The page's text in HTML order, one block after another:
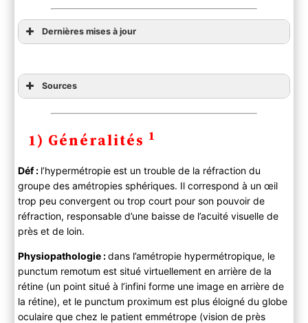
Dernières mises à jour
Sources
1) Généralités 1
Déf : l’hypermétropie est un trouble de la réfraction du
groupe des amétropies sphériques. Il correspond à un œil
trop peu convergent ou trop court pour son pouvoir de
réfraction, responsable d’une baisse de l’acuité visuelle de
près et de loin.
Physiopathologie :dans l’amétropie hypermétropique, le
punctum remotum est situé virtuellement en arrière de la
rétine (un point situé à l’infini forme une image en arrière de
la rétine), et le punctum proximum est plus éloigné du globe
oculaire que chez le patient emmétrope (vision de près